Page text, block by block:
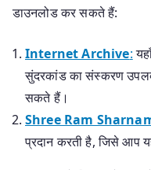
डाउनलोड कर सकते हैं:
Internet Archive:
सुंदरकांड का संस्करण
सकते हैं।
Shree Ram
प्रदान करती है, जिसे आप